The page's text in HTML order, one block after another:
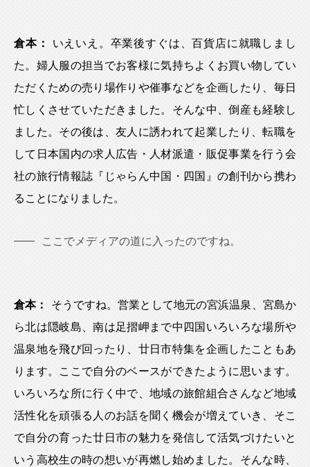
倉本：
いえいえ。卒業後すぐは、百貨店に就職しまし
た。婦人服の担当でお客様に気持ちよくお買い物してい
ただくための売り場作りや催事などを企画したり、毎日
忙しくさせていただきました。そんな中、倒産も経験し
ました。その後は、友人に誘われて起業したり、転職を
して日本国内の求人広告・人材派遣・販促事業を行う会
社の旅行情報誌『じゃらん中国・四国』の創刊から携わ
ることになりました。
ここでメディアの道に入ったのですね。
倉本：
そうですね。営業として地元の宮浜温泉、宮島か
ら北は隠岐島、南は足摺岬まで中四国いろいろな場所や
温泉地を飛び回ったり、廿日市特集を企画したこともあ
ります。ここで自分のベースができたように思います。
いろいろな所に行く中で、地域の旅館組合さんなど地域
活性化を頑張る人のお話を聞く機会が増えていき、そこ
で自分の育った廿日市の魅力を発信して活気づけたいと
いう高校生の時の想いが再燃し始めました。そんな時、